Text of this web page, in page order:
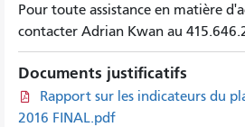
Pour toute assistance en matière
contacter Adrian Kwan au
Documents justificatifs
Rapport sur les indicateurs du
2016 FINAL.pdf